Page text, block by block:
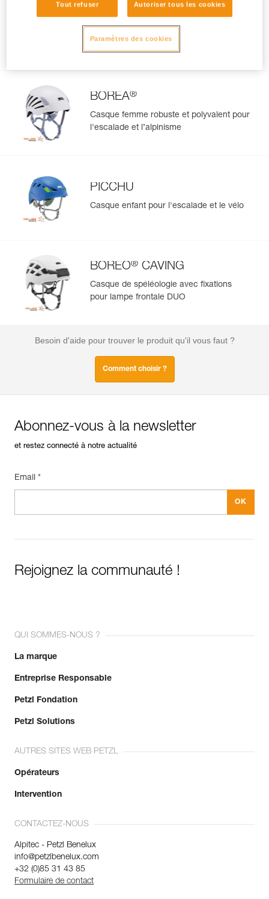
®
l'escalade et l’alpinisme
BOREA®
Casque femme robuste et polyvalent pour
l'escalade et l’alpinisme
PICCHU
Casque enfant pour l'escalade et le vélo
BOREO® CAVING
Casque de spéléologie avec fixations
pour lampe frontale DUO
Besoin d'aide pour trouver le produit qu'il vous faut ?
Comment choisir ?
Abonnez-vous à la newsletter
et restez connecté à notre actualité
Email *
Rejoignez la communauté !
QUI SOMMES-NOUS ?
La marque
Entreprise Responsable
Petzl Fondation
Petzl Solutions
AUTRES SITES WEB PETZL
Opérateurs
Intervention
CONTACTEZ-NOUS
Alpitec - Petzl Benelux
info@petzlbenelux.com
+32 (0)85 31 43 85
Formulaire de contact
Tout refuser Autoriser tous les cookies
Paramètres des cookies